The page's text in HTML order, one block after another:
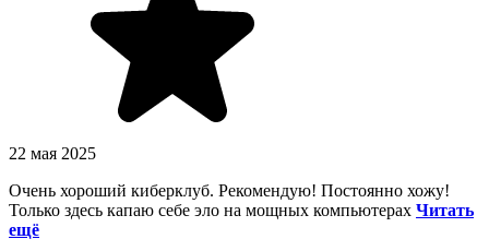
22 мая 2025
Очень хороший киберклуб. Рекомендую! Постоянно хожу!
Только здесь капаю себе эло на мощных компьютерах Читать
ещё